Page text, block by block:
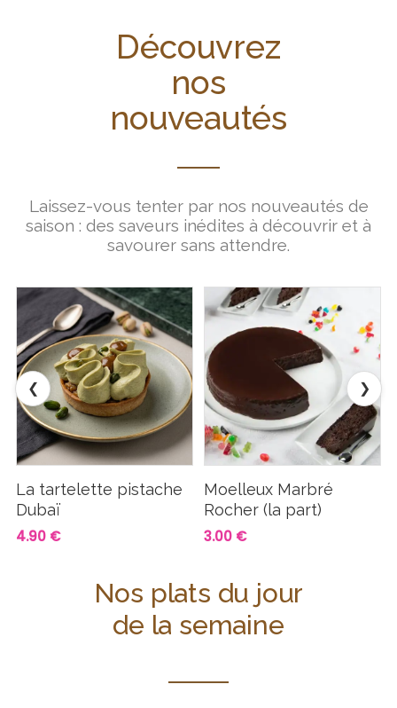
Découvrez
nos
nouveautés
Laissez-vous tenter par nos nouveautés de
saison : des saveurs inédites à découvrir et à
savourer sans attendre.
La tartelette pistache
Dubaï
4.90 €
Moelleux Marbré
Rocher (la part)
3.00 €
❮ ❯
Nos plats du jour
de la semaine